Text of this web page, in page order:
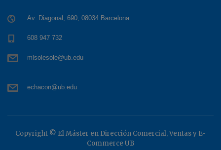
Av. Diagonal, 690, 08034 Barcelona
608 947 732
mlsolesole@ub.edu
echacon@ub.edu
Copyright © El Máster en Dirección Comercial, Ventas y E-
Commerce UB